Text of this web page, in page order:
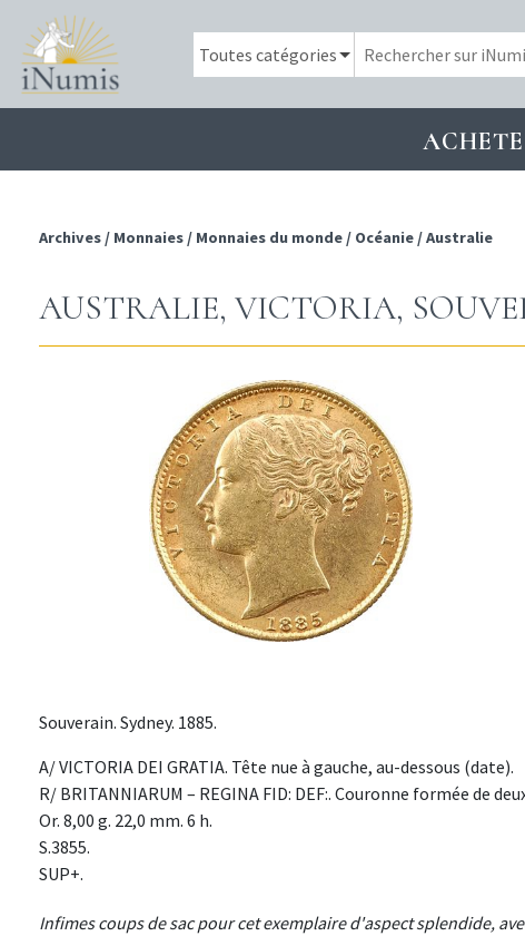
Archives / Monnaies / Monnaies du monde / Océanie /Australie
AUSTRALIE, VICTORIA,
Souverain. Sydney. 1885.
A/ VICTORIA DEI GRATIA. Tête nue à gauche, au-dessous (date).
R/ BRITANNIARUM – REGINA FID: DEF:. Couronne formée de
Or. 8,00 g. 22,0 mm. 6 h.
S.3855.
SUP+.
Infimes coups de sac pour cet exemplaire d'aspect splendide,